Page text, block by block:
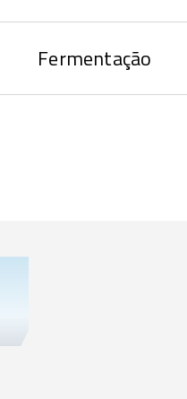
Fermentação